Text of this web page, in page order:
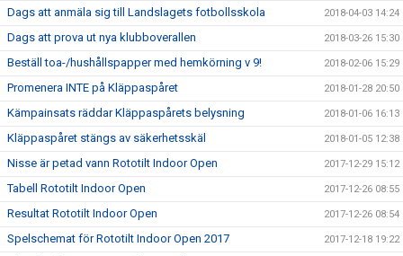
Dags att anmäla sig till Landslagets fotbollsskola 2018-04-03 14:24
Dags att prova ut nya klubboverallen 2018-03-26 15:30
Beställ toa-/hushållspapper med hemkörning v 9! 2018-02-06 15:29
Promenera INTE på Kläppaspåret 2018-01-28 20:50
Kämpainsats räddar Kläppaspårets belysning 2018-01-06 16:13
Kläppaspåret stängs av säkerhetsskäl 2018-01-05 12:38
Nisse är petad vann Rototilt Indoor Open 2017-12-29 15:12
Tabell Rototilt Indoor Open 2017-12-26 08:55
Resultat Rototilt Indoor Open 2017-12-26 08:54
Spelschemat för Rototilt Indoor Open 2017 2017-12-18 19:22